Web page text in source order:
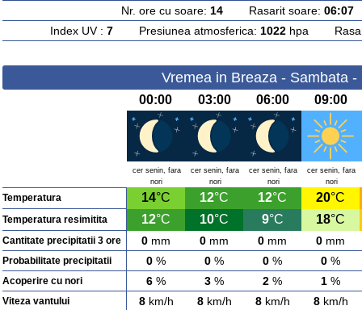
Nr. ore cu soare: 14Rasarit soare: 06:07
Index UV : 7Presiunea atmosferica: 1022hpa
Vremea in Breaza - Sambata -
00:00 03:00 06:00 09:00
cer senin, fara
nori
cer senin, fara
nori
cer senin, fara
nori
cer senin, fara
nori
Temperatura 14°C 12°C 12°C 20°C
Temperatura resimitita 12°C 10°C 9°C 18°C
Cantitate precipitatii 3 ore 0 mm 0 mm 0 mm 0 mm
Probabilitate precipitatii 0 % 0 % 0 % 0 %
Acoperire cu nori 6 % 3 % 2 % 1 %
Viteza vantului 8km/h 8km/h 8km/h 8km/h